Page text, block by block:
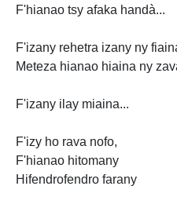
F'hianao tsy afaka handà...
F'izany rehetra izany ny
Meteza hianao hiaina ny
F'izany ilay miaina...
F'izy ho rava nofo,
F'hianao hitomany
Hifendrofendro farany